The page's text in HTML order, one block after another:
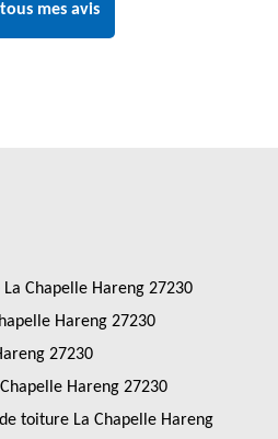
mes avis
Chapelle Hareng 27230
Hareng 27230
27230
Hareng 27230
toiture La Chapelle Hareng